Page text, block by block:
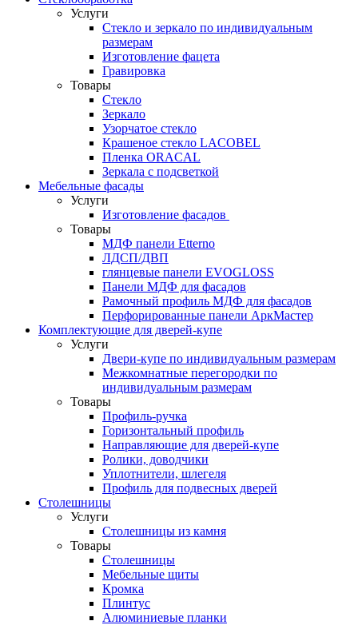
Услуги
Стекло и зеркало по индивидуальным
размерам
Изготовление фацета
Гравировка
Товары
Стекло
Зеркало
Узорчатое стекло
Крашеное стекло LACOBEL
Пленка ORACAL
Зеркала с подсветкой
Мебельные фасады
Услуги
Изготовление фасадов
Товары
МДФ панели Etterno
ЛДСП/ДВП
глянцевые панели EVOGLOSS
Панели МДФ для фасадов
Рамочный профиль МДФ для фасадов
Перфорированные панели АркМастер
Комплектующие для дверей-купе
Услуги
Двери-купе по индивидуальным размерам
Межкомнатные перегородки по
индивидуальным размерам
Товары
Профиль-ручка
Горизонтальный профиль
Направляющие для дверей-купе
Ролики, доводчики
Уплотнители, шлегеля
Профиль для подвесных дверей
Столешницы
Услуги
Столешницы из камня
Товары
Столешницы
Мебельные щиты
Кромка
Плинтус
Алюминиевые планки